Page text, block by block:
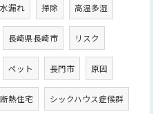
水漏れ 掃除 高温多湿
長崎県長崎市 リスク
ペット 長門市 原因
熱住宅 シックハウス症候群